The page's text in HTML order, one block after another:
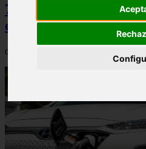
7.062 matriculaciones
en julio
06/08/2026